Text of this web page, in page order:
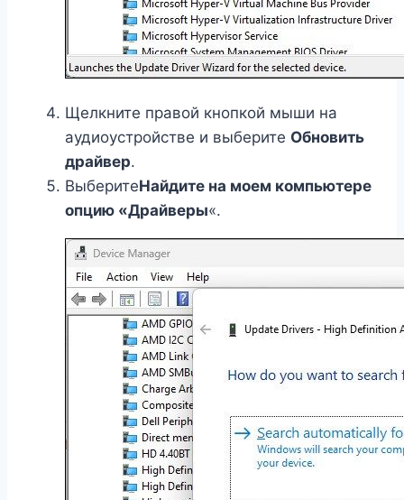
Щелкните правой кнопкой мыши на
аудиоустройстве и выберите Обновить
драйвер.
ВыберитеНайдите на моем компьютере
опцию «Драйверы«.